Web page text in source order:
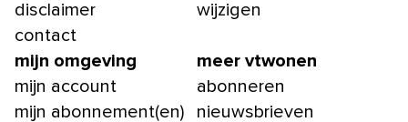
disclaimer
contact
wijzigen
mijn omgeving
mijn account
mijn abonnement(en)
meer vtwonen
abonneren
nieuwsbrieven